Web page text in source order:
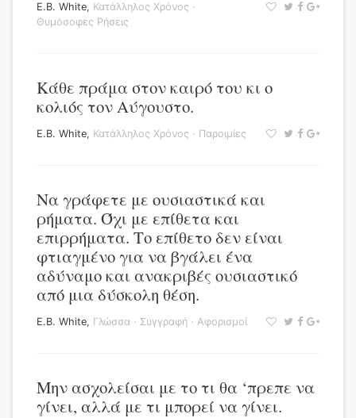
E.B. White, Κατάλληλος Χρόνος ·
Θυμόσοφες Ρήσεις
Κάθε πράμα στον καιρό του κι ο
κολιός τον Αύγουστο.
E.B. White, Κατάλληλος Χρόνος · Παροιμίες
Να γράφετε με ουσιαστικά και
ρήματα. Όχι με επίθετα και
επιρρήματα. Το επίθετο δεν είναι
φτιαγμένο για να βγάλει ένα
αδύναμο και ανακριβές ουσιαστικό
από μια δύσκολη θέση.
E.B. White, Γλώσσα · Συγγραφή · Αφορισμοί
Μην ασχολείσαι με το τι θα ‘πρεπε να
γίνει, αλλά με τι μπορεί να γίνει.